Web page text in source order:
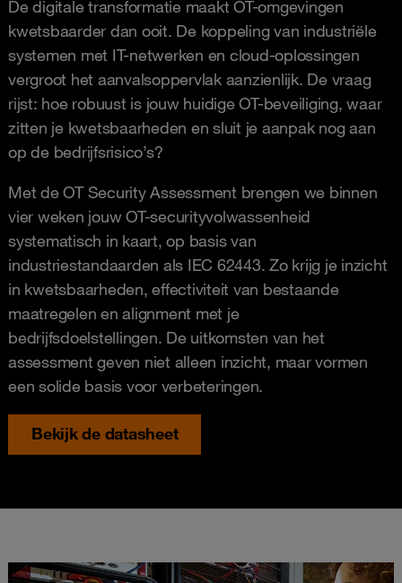
De digitale transformatie maakt OT-omgevingen
kwetsbaarder dan ooit. De koppeling van industriële
systemen met IT-netwerken en cloud-oplossingen
vergroot het aanvalsoppervlak aanzienlijk. De vraag
rijst: hoe robuust is jouw huidige OT-beveiliging, waar
zitten je kwetsbaarheden en sluit je aanpak nog aan
op de bedrijfsrisico’s?
Met de OT Security Assessment brengen we binnen
vier weken jouw OT-securityvolwassenheid
systematisch in kaart, op basis van
industriestandaarden als IEC 62443. Zo krijg je inzicht
in kwetsbaarheden, effectiviteit van bestaande
maatregelen en alignment met je
bedrijfsdoelstellingen. De uitkomsten van het
assessment geven niet alleen inzicht, maar vormen
een solide basis voor verbeteringen.
Bekijk de datasheet